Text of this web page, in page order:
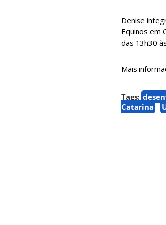
Denise
Equinos em
das 13h30
Mais
Tags:
Catarina